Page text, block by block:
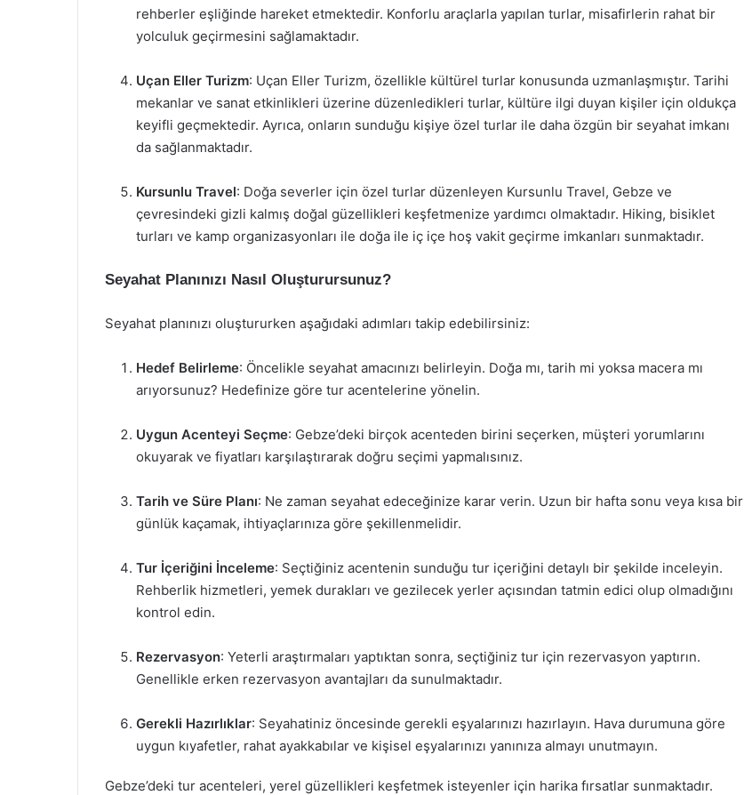
rehberler eşliğinde hareket etmektedir. Konforlu araçlarla yapılan turlar, misafirlerin rahat bir
yolculuk geçirmesini sağlamaktadır.
Uçan Eller Turizm: Uçan Eller Turizm, özellikle kültürel turlar konusunda uzmanlaşmıştır. Tarihi
mekanlar ve sanat etkinlikleri üzerine düzenledikleri turlar, kültüre ilgi duyan kişiler için oldukça
keyifli geçmektedir. Ayrıca, onların sunduğu kişiye özel turlar ile daha özgün bir seyahat imkanı
da sağlanmaktadır.
Kursunlu Travel: Doğa severler için özel turlar düzenleyen Kursunlu Travel, Gebze ve
çevresindeki gizli kalmış doğal güzellikleri keşfetmenize yardımcı olmaktadır. Hiking, bisiklet
turları ve kamp organizasyonları ile doğa ile iç içe hoş vakit geçirme imkanları sunmaktadır.
Seyahat Planınızı Nasıl Oluşturursunuz?
Seyahat planınızı oluştururken aşağıdaki adımları takip edebilirsiniz:
Hedef Belirleme: Öncelikle seyahat amacınızı belirleyin. Doğa mı, tarih mi yoksa macera mı
arıyorsunuz? Hedefinize göre tur acentelerine yönelin.
Uygun Acenteyi Seçme: Gebze’deki birçok acenteden birini seçerken, müşteri yorumlarını
okuyarak ve fiyatları karşılaştırarak doğru seçimi yapmalısınız.
Tarih ve Süre Planı: Ne zaman seyahat edeceğinize karar verin. Uzun bir hafta sonu veya kısa bir
günlük kaçamak, ihtiyaçlarınıza göre şekillenmelidir.
Tur İçeriğini İnceleme: Seçtiğiniz acentenin sunduğu tur içeriğini detaylı bir şekilde inceleyin.
Rehberlik hizmetleri, yemek durakları ve gezilecek yerler açısından tatmin edici olup olmadığını
kontrol edin.
Rezervasyon: Yeterli araştırmaları yaptıktan sonra, seçtiğiniz tur için rezervasyon yaptırın.
Genellikle erken rezervasyon avantajları da sunulmaktadır.
Gerekli Hazırlıklar: Seyahatiniz öncesinde gerekli eşyalarınızı hazırlayın. Hava durumuna göre
uygun kıyafetler, rahat ayakkabılar ve kişisel eşyalarınızı yanınıza almayı unutmayın.
Gebze’deki tur acenteleri, yerel güzellikleri keşfetmek isteyenler için harika fırsatlar sunmaktadır.